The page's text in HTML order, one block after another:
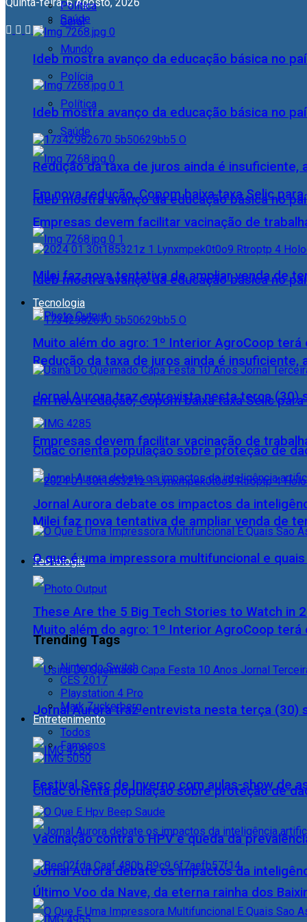
Geral
Mundo
Polícia
Política
Saúde
Ideb mostra avanço da educação básica no
Ideb mostra avanço da educação básica no
Redução da taxa de juros ainda é insuficiente,
Em nova redução, Copom baixa taxa Selic para
Empresas devem facilitar vacinação de
Milei faz nova tentativa de ampliar venda de
Tecnologia
Muito além do agro: 1º Interior AgroCoop
Jornal Aurora traz entrevista nesta terça (30)
Cidac orienta população sobre proteção de
Jornal Aurora debate os impactos da
Política
Saúde
Ideb mostra avanço da educação básica no
Ideb mostra avanço da educação básica no
Redução da taxa de juros ainda é insuficiente,
Em nova redução, Copom baixa taxa Selic para
Empresas devem facilitar vacinação de
Milei faz nova tentativa de ampliar venda de
Tecnologia
Muito além do agro: 1º Interior AgroCoop
Jornal Aurora traz entrevista nesta terça (30)
Cidac orienta população sobre proteção de
Jornal Aurora debate os impactos da
O que é uma impressora multifuncional e
These Are the 5 Big Tech Stories to Watch in
Trending Tags
Nintendo Switch
CES 2017
Playstation 4 Pro
Mark Zuckerberg
Entretenimento
Todos
Famosos
Festival Sesc de Inverno com aulas-show de
Vacinação contra o HPV e queda da
Último Voo da Nave, da eterna rainha dos